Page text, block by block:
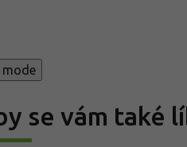
se vám také